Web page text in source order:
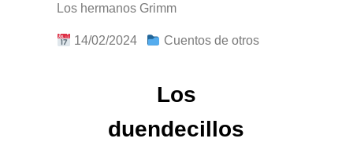
Los hermanos Grimm
14/02/2024 Cuentos de otros
Los
duendecillos